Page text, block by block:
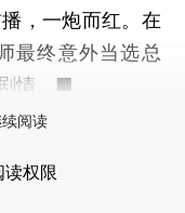
，一炮而红。在
最终意外当选总
情。■
阅读
读权限